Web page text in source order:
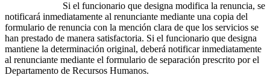
Si el funcionario que designa modifica la renuncia, se
notificará inmediatamente al renunciante mediante una copia del
formulario de renuncia con la mención clara de que los servicios se
han prestado de manera satisfactoria. Si el funcionario que designa
mantiene la determinación original, deberá notificar inmediatamente
al renunciante mediante el formulario de separación prescrito por el
Departamento de Recursos Humanos.